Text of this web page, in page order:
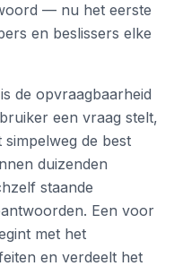
— nu het eerste
en beslissers elke
de opvraagbaarheid
een vraag stelt,
de best
duizenden
staande
Een voor
met het
en verdeelt het